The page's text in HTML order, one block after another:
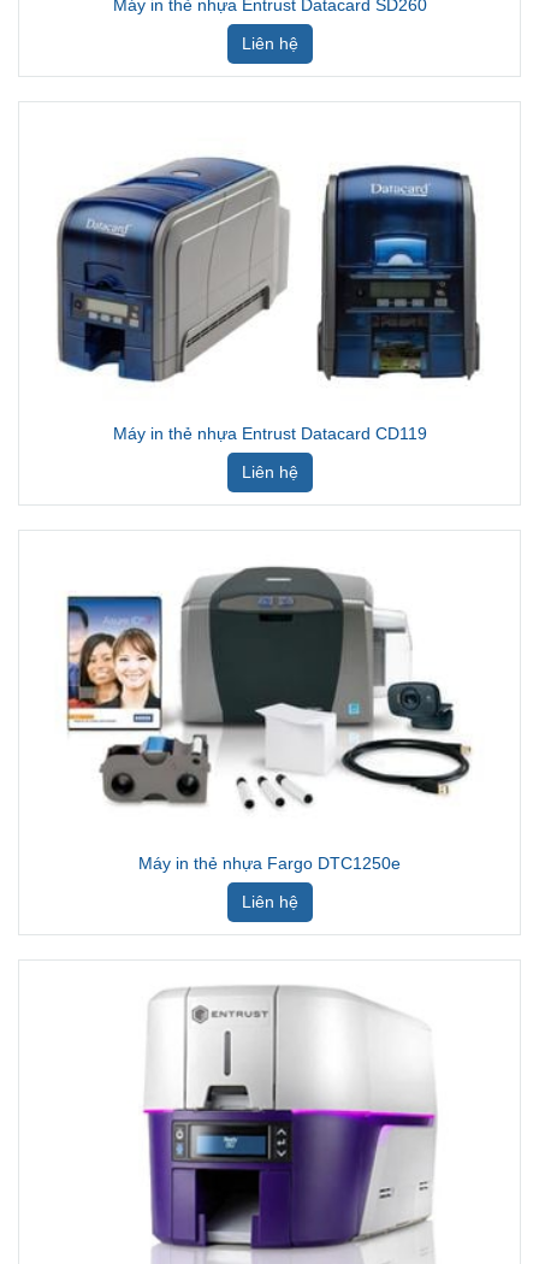
Máy in thẻ nhựa Entrust Datacard SD260
Liên hệ
Máy in thẻ nhựa Entrust Datacard CD119
Liên hệ
Máy in thẻ nhựa Fargo DTC1250e
Liên hệ